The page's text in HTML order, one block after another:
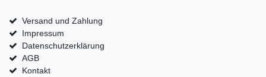
Versand und Zahlung
Impressum
Datenschutzerklärung
AGB
Kontakt